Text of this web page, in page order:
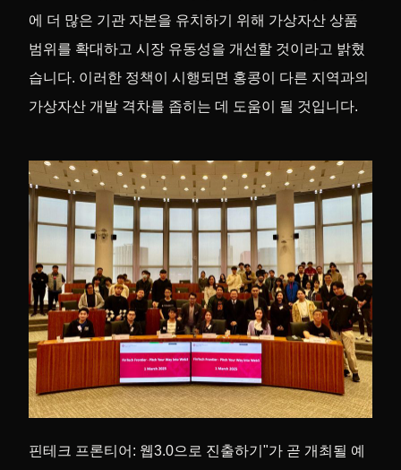
에 더 많은 기관 자본을 유치하기 위해 가상자산 상품
범위를 확대하고 시장 유동성을 개선할 것이라고 밝혔
습니다. 이러한 정책이 시행되면 홍콩이 다른 지역과의
가상자산 개발 격차를 좁히는 데 도움이 될 것입니다.
핀테크 프론티어: 웹3.0으로 진출하기"가 곧 개최될 예